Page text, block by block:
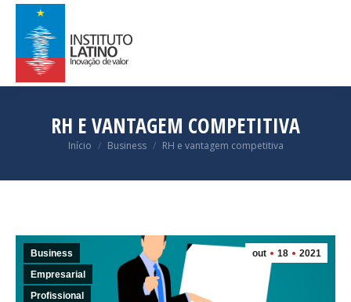
RH E VANTAGEM COMPETITIVA
Você está aqui:
Início Business RH e vantagem competitiva
out 18 2021
Business
Empresarial
Profissional